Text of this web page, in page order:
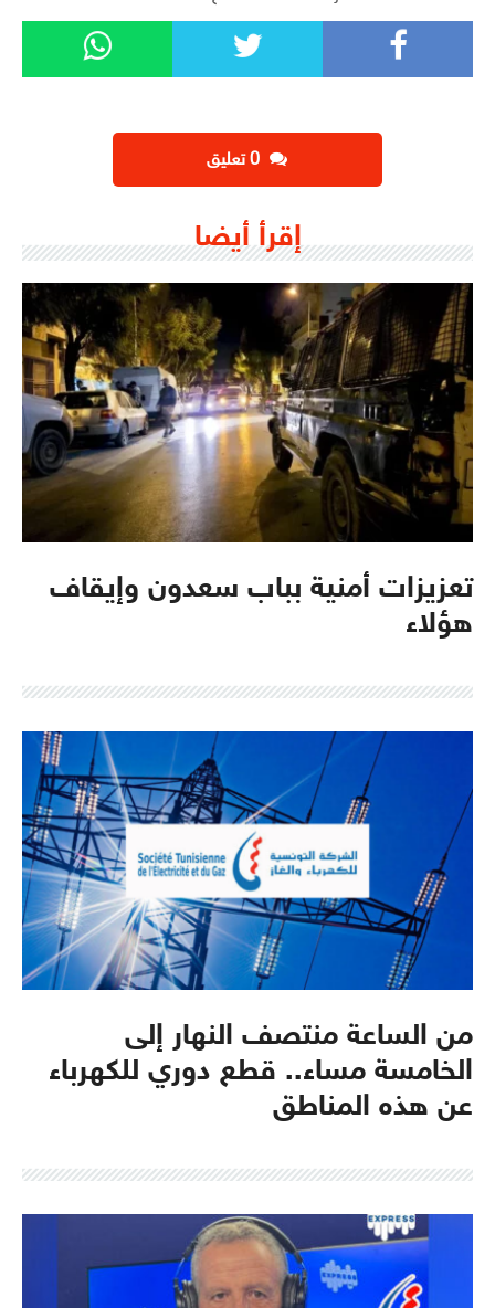
إقرأ أيضا
تعزيزات أمنية بباب سعدون وإيقاف
هؤلاء
من الساعة منتصف النهار إلى
الخامسة مساء.. قطع دوري للكهرباء
عن هذه المناطق